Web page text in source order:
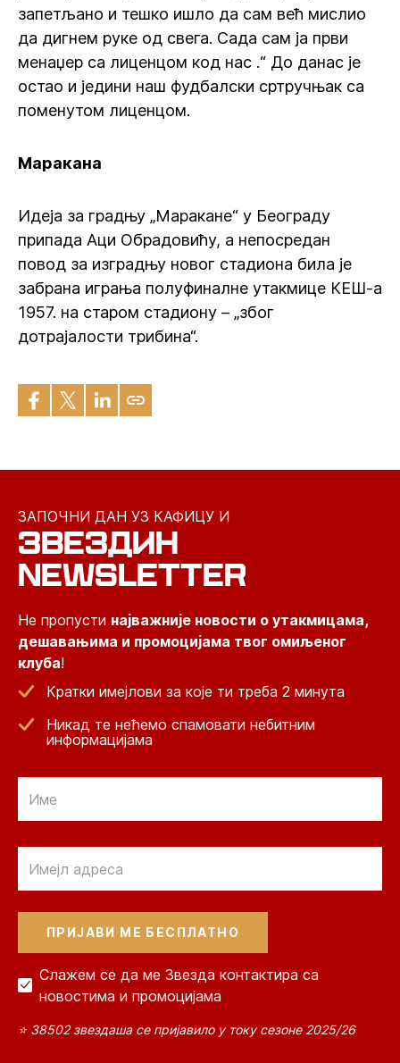
запетљано и тешко ишло да сам већ мислио
да дигнем руке од свега. Сада сам ја први
менаџер са лиценцом код нас .“ До данас је
остао и једини наш фудбалски сртручњак са
поменутом лиценцом.
Маракана
Идеја за градњу „Маракане“ у Београду
припада Аци Обрадовићу, а непосредан
повод за изградњу новог стадиона била је
забрана играња полуфиналне утакмице КЕШ-а
1957. на старом стадиону – „због
дотрајалости трибина“.
ЗАПОЧНИ ДАН УЗ КАФИЦУ И
ЗВЕЗДИН
NEWSLETTER
Не пропусти најважније новости о утакмицама,
дешавањима и промоцијама твог омиљеног
клуба!
Кратки имејлови за које ти треба 2 минута
Никад те нећемо спамовати небитним
информацијама
Слажем се да ме Звезда контактира са
новостима и промоцијама
⭐ 38502 звездаша се пријавило у току сезоне 2025/26